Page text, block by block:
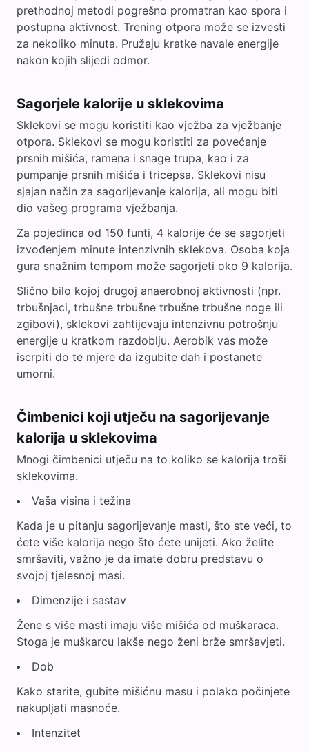
prethodnoj metodi pogrešno promatran kao spora i
postupna aktivnost. Trening otpora može se izvesti
za nekoliko minuta. Pružaju kratke navale energije
nakon kojih slijedi odmor.
Sagorjele kalorije u sklekovima
Sklekovi se mogu koristiti kao vježba za vježbanje
otpora. Sklekovi se mogu koristiti za povećanje
prsnih mišića, ramena i snage trupa, kao i za
pumpanje prsnih mišića i tricepsa. Sklekovi nisu
sjajan način za sagorijevanje kalorija, ali mogu biti
dio vašeg programa vježbanja.
Za pojedinca od 150 funti, 4 kalorije će se sagorjeti
izvođenjem minute intenzivnih sklekova. Osoba koja
gura snažnim tempom može sagorjeti oko 9 kalorija.
Slično bilo kojoj drugoj anaerobnoj aktivnosti (npr.
trbušnjaci, trbušne trbušne trbušne trbušne noge ili
zgibovi), sklekovi zahtijevaju intenzivnu potrošnju
energije u kratkom razdoblju. Aerobik vas može
iscrpiti do te mjere da izgubite dah i postanete
umorni.
Čimbenici koji utječu na sagorijevanje
kalorija u sklekovima
Mnogi čimbenici utječu na to koliko se kalorija troši
sklekovima.
Vaša visina i težina
Kada je u pitanju sagorijevanje masti, što ste veći, to
ćete više kalorija nego što ćete unijeti. Ako želite
smršaviti, važno je da imate dobru predstavu o
svojoj tjelesnoj masi.
Dimenzije i sastav
Žene s više masti imaju više mišića od muškaraca.
Stoga je muškarcu lakše nego ženi brže smršavjeti.
Dob
Kako starite, gubite mišićnu masu i polako počinjete
nakupljati masnoće.
Intenzitet